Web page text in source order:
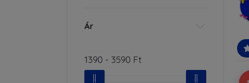
Ár
1390 - 3590 Ft